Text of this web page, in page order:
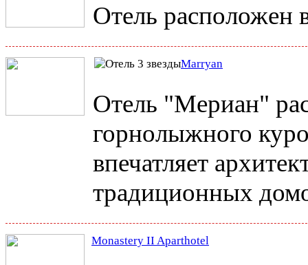
Отель расположен
Marryan
Отель "Мериан"
горнолыжного
впечатляет
традиционных
Monastery II Aparthotel